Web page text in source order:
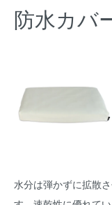
防水カバ
水分は弾かずに拡散